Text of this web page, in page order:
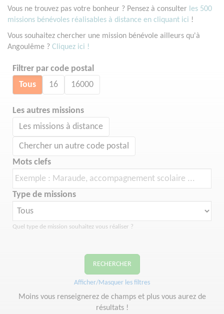
Vous ne trouvez pas votre bonheur ? Pensez à consulter les 500
missions bénévoles réalisables à distance en cliquant ici !
Vous souhaitez chercher une mission bénévole ailleurs qu'à
Angoulême ? Cliquez ici !
Filtrer par code postal
Tous 16 16000
Les autres missions
Les missions à distance
Chercher un autre code postal
Mots clefs
Type de missions
Quel type de mission souhaitez vous réaliser ?
RECHERCHER
Afficher/Masquer les filtres
Moins vous renseignerez de champs et plus vous aurez de
résultats !